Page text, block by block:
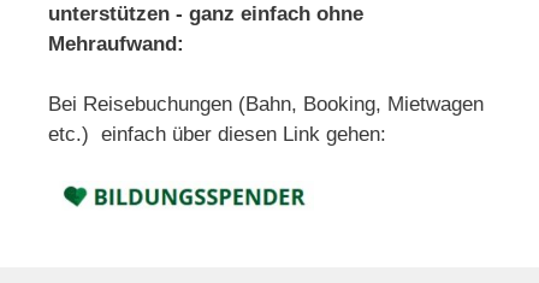
unterstützen - ganz einfach ohne
Mehraufwand:
Bei Reisebuchungen (Bahn, Booking, Mietwagen
etc.) einfach über diesen Link gehen: